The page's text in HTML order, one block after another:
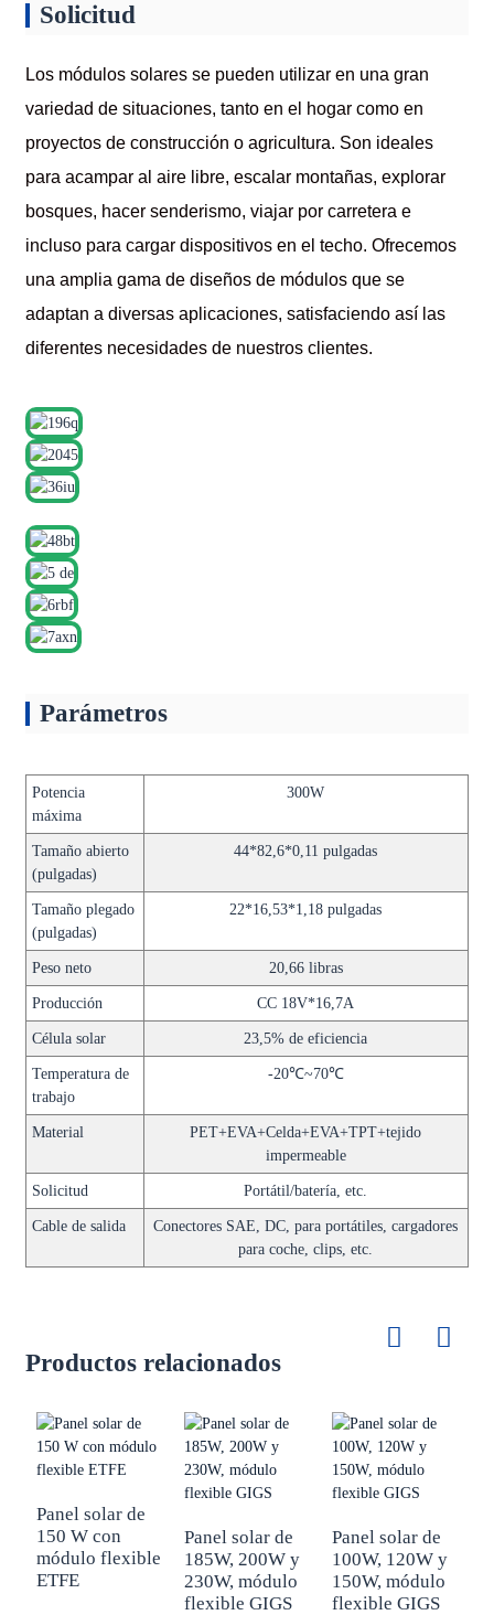
Solicitud
Los módulos solares se pueden utilizar en una gran
variedad de situaciones, tanto en el hogar como en
proyectos de construcción o agricultura. Son ideales
para acampar al aire libre, escalar montañas, explorar
bosques, hacer senderismo, viajar por carretera e
incluso para cargar dispositivos en el techo. Ofrecemos
una amplia gama de diseños de módulos que se
adaptan a diversas aplicaciones, satisfaciendo así las
diferentes necesidades de nuestros clientes.
Parámetros
Potencia
máxima
300W
Tamaño abierto
(pulgadas)
44*82,6*0,11 pulgadas
Tamaño plegado
(pulgadas)
22*16,53*1,18 pulgadas
Peso neto 20,66 libras
Producción CC 18V*16,7A
Célula solar 23,5% de eficiencia
Temperatura de
trabajo
-20℃~70℃
Material
PET+EVA+Celda+EVA+TPT+tejido
impermeable
Solicitud Portátil/batería, etc.
Cable de salida
Conectores SAE, DC, para portátiles, cargadores
para coche, clips, etc.
Productos relacionados
Panel solar de
150 W con
módulo flexible
ETFE
Panel solar de
185W, 200W y
230W, módulo
flexible GIGS
Panel solar de
100W, 120W y
150W, módulo
flexible GIGS